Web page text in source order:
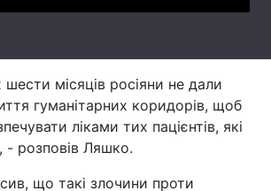
Думки
шести місяців росіяни не дали
гуманітарних коридорів, щоб
ліками тих пацієнтів, які
- розповів Ляшко.
що такі злочини проти